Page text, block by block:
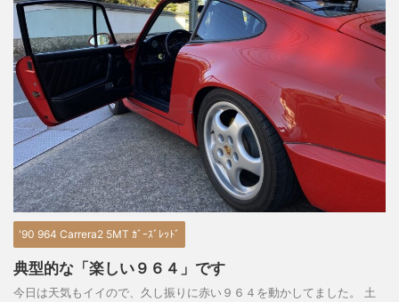
'90 964 Carrera2 5MT ｶﾞｰｽﾞﾚｯﾄﾞ
典型的な「楽しい９６４」です
今日は天気もイイので、久し振りに赤い９６４を動かしてました。 土